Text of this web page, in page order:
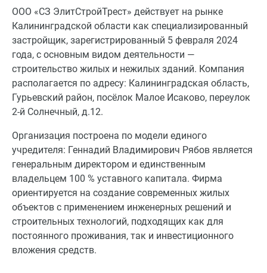
ООО «СЗ ЭлитСтройТрест» действует на рынке
Калининградской области как специализированный
застройщик, зарегистрированный 5 февраля 2024
года, с основным видом деятельности —
строительство жилых и нежилых зданий. Компания
располагается по адресу: Калининградская область,
Гурьевский район, посёлок Малое Исаково, переулок
2-й Солнечный, д.12.
Организация построена по модели единого
учредителя: Геннадий Владимирович Рябов является
генеральным директором и единственным
владельцем 100 % уставного капитала. Фирма
ориентируется на создание современных жилых
объектов с применением инженерных решений и
строительных технологий, подходящих как для
постоянного проживания, так и инвестиционного
вложения средств.